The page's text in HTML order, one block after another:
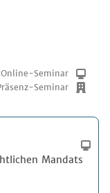
Online-Seminar
Seminar
Mandats